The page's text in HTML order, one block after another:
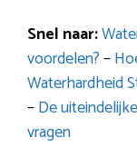
Snel naar:
voordelen?–
Waterhardheid
–De
vragen